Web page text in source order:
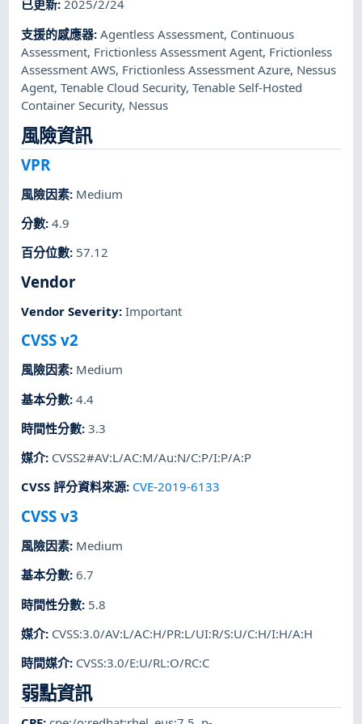
已更新:2025/2/24
支援的感應器:Agentless Assessment, Continuous
Assessment, Frictionless Assessment Agent, Frictionless
Assessment AWS, Frictionless Assessment Azure, Nessus
Agent,Tenable Cloud Security,Tenable Self-Hosted
Container Security, Nessus
風險資訊
VPR
風險因素: Medium
分數:4.9
百分位數: 57.12
Vendor
Vendor Severity:Important
CVSS v2
風險因素: Medium
基本分數:4.4
時間性分數:3.3
媒介: CVSS2#AV:L/AC:M/Au:N/C:P/I:P/A:P
CVSS 評分資料來源: CVE-2019-6133
CVSS v3
風險因素: Medium
基本分數:6.7
時間性分數: 5.8
媒介: CVSS:3.0/AV:L/AC:H/PR:L/UI:R/S:U/C:H/I:H/A:H
時間媒介: CVSS:3.0/E:U/RL:O/RC:C
弱點資訊